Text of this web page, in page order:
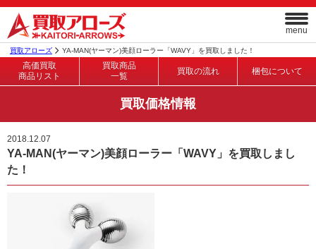
menu
買取アローズ YA-MAN(ヤーマン)美顔ローラー「WAVY」を買取しました！
高価買取
商品リスト
買取商品
一覧
買取の流れ 梱包について
買取価格情報
2018.12.07
YA-MAN(ヤーマン)美顔ローラー「WAVY」を買取しまし
た！